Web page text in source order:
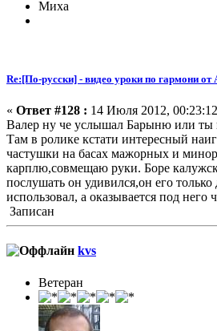
Миха
Re:[По-русски] - видео уроки по гармони
« Ответ #128 : 14 Июля 2012,
Валер ну че услышал Барыню или ты
Там в ролике кстати интересный
частушки на басах мажорных и
карплю,совмещаю руки. Боре
послушать он удивился,он его только
использовал, а оказывается под него
Записан
kvs
Ветеран